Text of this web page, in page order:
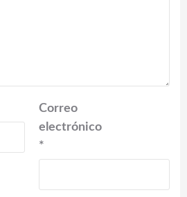
Correo
electrónico
*